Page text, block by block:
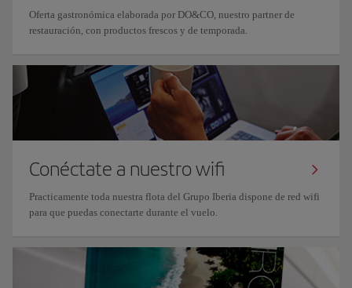
Oferta gastronómica elaborada por DO&CO, nuestro partner de
restauración, con productos frescos y de temporada.
Conéctate a nuestro wifi
Practicamente toda nuestra flota del Grupo Iberia dispone de red wifi
para que puedas conectarte durante el vuelo.